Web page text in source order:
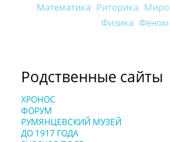
Математика Риторика
Физика
Родственные сайты
ХРОНОС
ФОРУМ
РУМЯНЦЕВСКИЙ МУЗЕЙ
ДО 1917 ГОДА